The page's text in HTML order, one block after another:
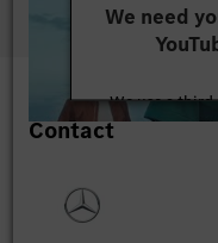
We need
We use a
content that
Contact